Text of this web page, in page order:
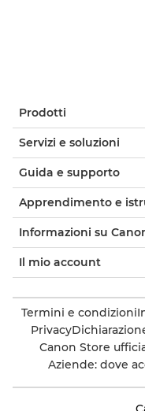
Prodotti
Servizi e soluzioni
Guida e supporto
Apprendimento e
Informazioni su
Il mio account
Termini e condizioni
Privacy
Canon Store
Aziende: dove